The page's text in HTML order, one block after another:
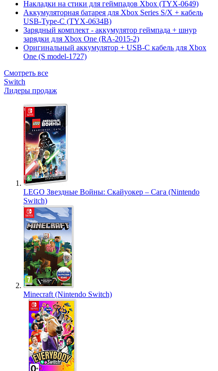
Накладки на стики для геймпадов Xbox (TYX-0649)
Аккумуляторная батарея для Xbox Series S/X + кабель
USB-Type-C (TYX-0634B)
Зарядный комплект - аккумулятор геймпада + шнур
зарядки для Xbox One (RA-2015-2)
Оригинальный аккумулятор + USB-C кабель для Xbox
One (S model-1727)
Смотреть все
Switch
Лидеры продаж
LEGO Звездные Войны: Скайуокер – Сага (Nintendo
Switch)
Minecraft (Nintendo Switch)